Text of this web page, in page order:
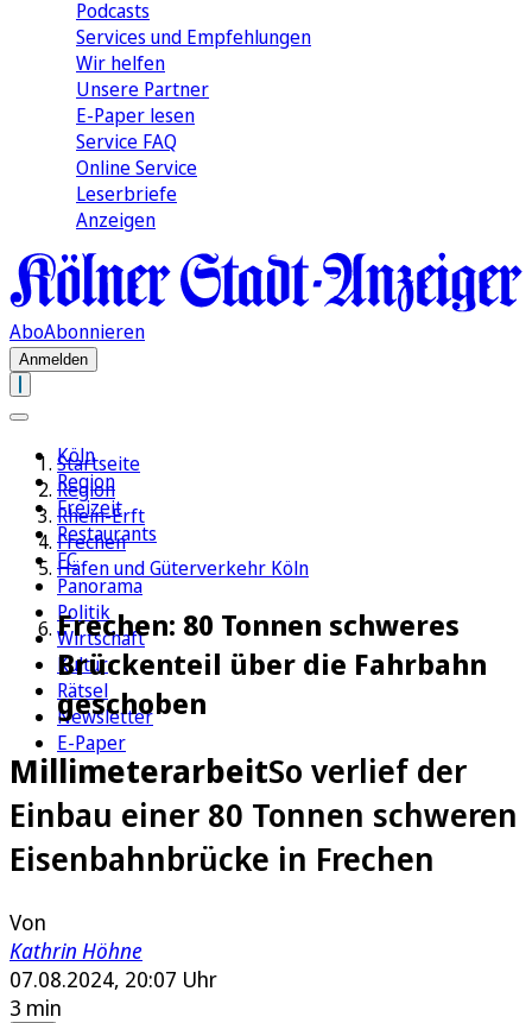
Podcasts
Services und Empfehlungen
Wir helfen
Unsere Partner
E-Paper lesen
Service FAQ
Online Service
Leserbriefe
Anzeigen
AboAbonnieren
Anmelden
Köln
Region
Freizeit
Restaurants
FC
Panorama
Politik
Wirtschaft
Kultur
Rätsel
Newsletter
E-Paper
Startseite
Region
Rhein-Erft
Frechen
Häfen und Güterverkehr Köln
Frechen: 80 Tonnen schweres
Brückenteil über die Fahrbahn
geschoben
MillimeterarbeitSo verlief der
Einbau einer 80 Tonnen schweren
Eisenbahnbrücke in Frechen
Von
Kathrin Höhne
07.08.2024, 20:07 Uhr
3 min